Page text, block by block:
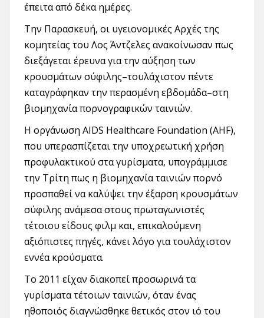
έπειτα από δέκα ημέρες.
Την Παρασκευή, οι υγειονομικές Αρχές της
κομητείας του Λος Άντζελες ανακοίνωσαν πως
διεξάγεται έρευνα για την αύξηση των
κρουσμάτων σύφιλης–τουλάχιστον πέντε
καταγράφηκαν την περασμένη εβδομάδα–στη
βιομηχανία πορνογραφικών ταινιών.
Η οργάνωση AIDS Healthcare Foundation (AHF),
που υπερασπίζεται την υποχρεωτική χρήση
προφυλακτικού στα γυρίσματα, υπογράμμισε
την Τρίτη πως η βιομηχανία ταινιών πορνό
προσπαθεί να καλύψει την έξαρση κρουσμάτων
σύφιλης ανάμεσα στους πρωταγωνιστές
τέτοιου είδους φιλμ και, επικαλούμενη
αξιόπιστες πηγές, κάνει λόγο για τουλάχιστον
εννέα κρούσματα.
Το 2011 είχαν διακοπεί προσωρινά τα
γυρίσματα τέτοιων ταινιών, όταν ένας
ηθοποιός διαγνώσθηκε θετικός στον ιό του